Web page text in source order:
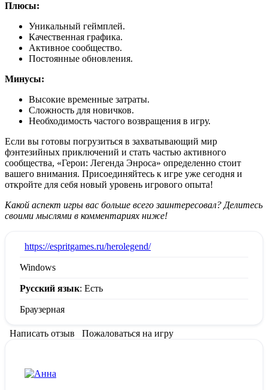
Плюсы:
Уникальный геймплей.
Качественная графика.
Активное сообщество.
Постоянные обновления.
Минусы:
Высокие временные затраты.
Сложность для новичков.
Необходимость частого возвращения в игру.
Если вы готовы погрузиться в захватывающий мир
фэнтезийных приключений и стать частью активного
сообщества, «Герои: Легенда Энроса» определенно стоит
вашего внимания. Присоединяйтесь к игре уже сегодня и
откройте для себя новый уровень игрового опыта!
Какой аспект игры вас больше всего заинтересовал? Делитесь
своими мыслями в комментариях ниже!
https://espritgames.ru/herolegend/
Windows
Русский язык: Есть
Браузерная
Написать отзыв Пожаловаться на игру